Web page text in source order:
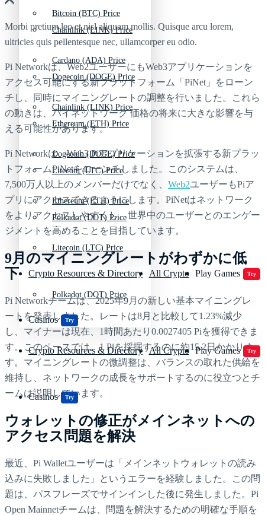
Chainlink (LINK) Price
Dogecoin (DOGE) Price
Ethereum (ETH) Price
Litecoin (LTC) Price
Polkadot (DOT) Price
Crypto Resources & Directory All Crypto Play Games Try
Casinos Try
Bitcoin (BTC) Price
Cardano (ADA) Price
Chainlink (LINK) Price
Dogecoin (DOGE) Price
Ethereum (ETH) Price
Litecoin (LTC) Price
Polkadot (DOT) Price
Crypto Resources & Directory All Crypto Play Games Try
Casinos Try
Morbi pretium leo et nisl aliquam mollis. Quisque arcu lorem,
ultricies quis pellentesque nec, ullamcorper eu odio.
Pi Networkは、Web2ユーザーにもWeb3アプリケーションを
アクセス可能にする新プラットフォーム「PiNet」をローン
チし、同時にマイニングレートの調整を行いました。これら
の動きは、パイネットワーク 価格の将来に大きな影響を与
える可能性があります。
Pi Networkは、Web3 Piアプリケーションを拡張する新プラッ
トフォームPiNetをローンチしました。このシステムは、
7,500万人以上のメンバーだけでなく、 Web2ユーザーもPiア
プリにアクセスできるようにします。PiNetはネットワーク
をよりアクセスしやすくし、世界中のユーザーとのエンゲー
ジメントを高めることを目指しています。
9月のマイニングレートがわずかに低
下
Pi Networkチームは、2025年9月の新しい基本マイニングレ
ートを発表しました。レートは8月と比較して1.23%減少
し、マイナーは現在、1時間あたり0.0027405 Piを獲得できま
す。このペースでは、1 Piを採掘するのに約15.2日かかりま
す。マイニングレートの微調整は、バランスの取れた供給を
維持し、ネットワークの成長をサポートするのに役立つとチ
ームは説明しています。
ウォレットの修正がメインネットへの
アクセス問題を解決
最近、Pi Walletユーザーは「メインネットウォレットの読み
込みに失敗しました」というエラーを経験しました。この問
題は、パスフレーズでサインインした後に発生しました。Pi
Open Mainnetチームは、問題を解決するための明確な手順を